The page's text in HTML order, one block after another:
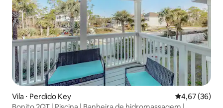
Vila ⋅ Perdido Key 4,67 de uma
4,67 (36)